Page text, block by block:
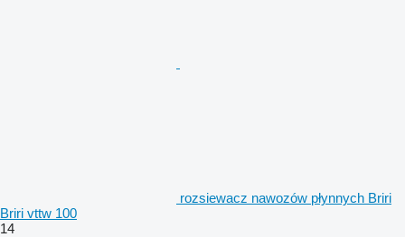
rozsiewacz nawozów płynnych Briri
Briri vttw 100
14